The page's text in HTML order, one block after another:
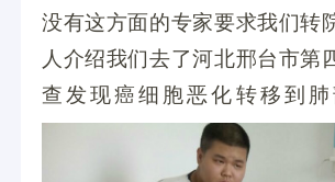
没有这方面的专家要求我们转
人介绍我们去了河北邢台市第
查发现癌细胞恶化转移到肺